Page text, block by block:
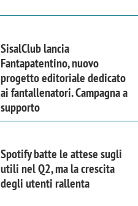
SisalClub lancia
Fantapatentino, nuovo
progetto editoriale dedicato
ai fantallenatori. Campagna a
supporto
Spotify batte le attese sugli
utili nel Q2, ma la crescita
degli utenti rallenta